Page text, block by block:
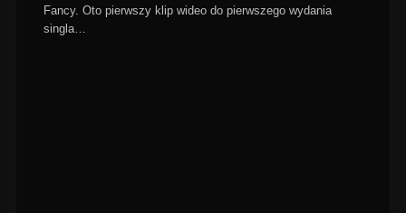
Fancy. Oto pierwszy klip wideo do pierwszego wydania
singla…